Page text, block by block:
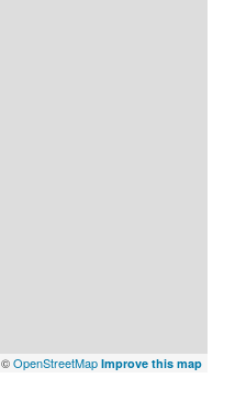
©OpenStreetMap Improve this map